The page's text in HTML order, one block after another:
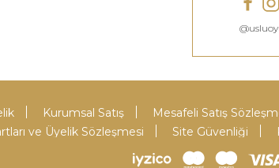
Kurumsal Satış Mesafeli Satış
ve Üyelik Sözleşmesi
Site Güvenliği